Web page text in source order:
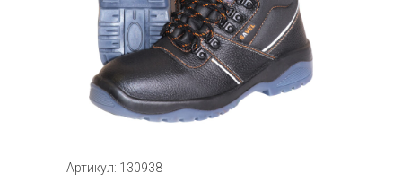
Артикул: 130938